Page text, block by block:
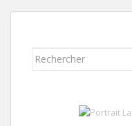
Rechercher...